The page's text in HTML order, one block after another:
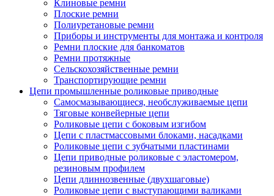
Клиновые ремни
Плоские ремни
Полиуретановые ремни
Приборы и инструменты для монтажа и контроля
Ремни плоские для банкоматов
Ремни протяжные
Сельскохозяйственные ремни
Транспортирующие ремни
Цепи промышленные роликовые приводные
Самосмазывающиеся, необслуживаемые цепи
Тяговые конвейерные цепи
Роликовые цепи с боковым изгибом
Цепи с пластмассовыми блоками, насадками
Роликовые цепи с зубчатыми пластинами
Цепи приводные роликовые с эластомером,
резиновым профилем
Цепи длиннозвенные (двухшаговые)
Роликовые цепи с выступающими валиками